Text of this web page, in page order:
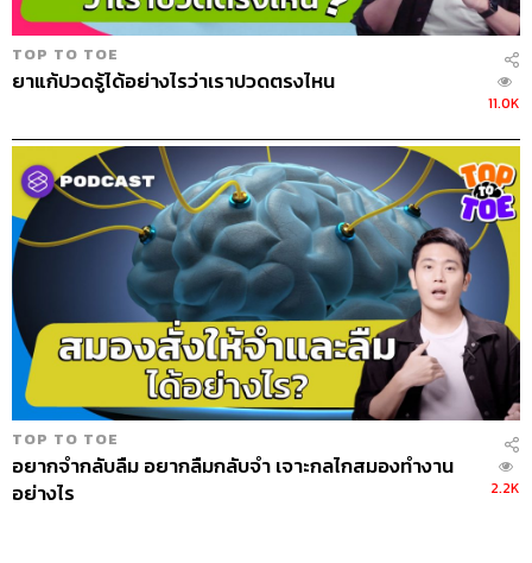
TOP TO TOE
ยาแก้ปวดรู้ได้อย่างไรว่าเราปวดตรงไหน
11.0K
TOP TO TOE
อยากจำกลับลืม อยากลืมกลับจำ เจาะกลไกสมองทำงาน
อย่างไร
2.2K